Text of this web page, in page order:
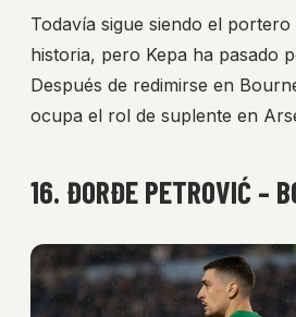
Todavía sigue siendo el
historia, pero Kepa ha pasado
Después de redimirse en
ocupa el rol de suplente en
16. ĐORĐE PETROVIĆ –